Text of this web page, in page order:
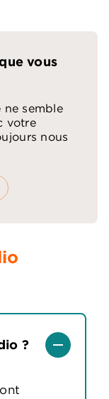
vous
semble
votre
nous
? remove